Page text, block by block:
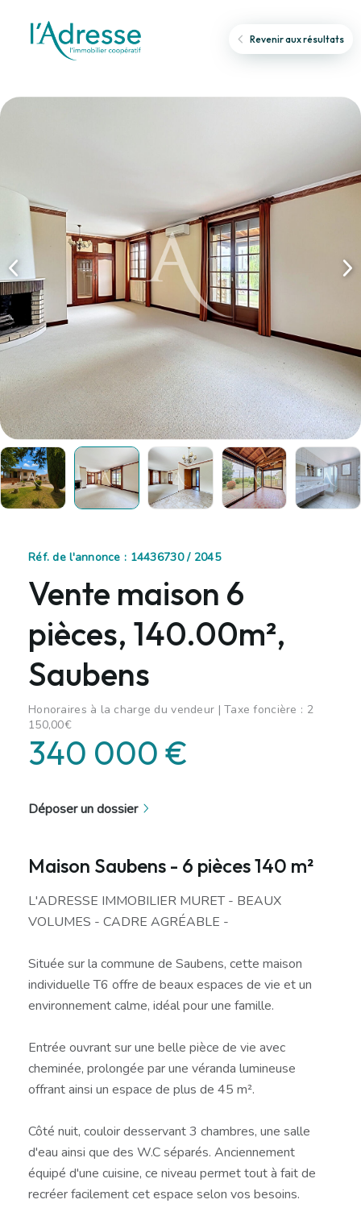
Revenir aux résultats
Réf. de l'annonce : 14436730 / 2045
Vente maison 6
pièces, 140.00m²,
Saubens
Honoraires à la charge du vendeur | Taxe foncière : 2
150,00€
340 000 €
Déposer un dossier
Maison Saubens - 6 pièces 140 m²
L'ADRESSE IMMOBILIER MURET - BEAUX
VOLUMES - CADRE AGRÉABLE -
Située sur la commune de Saubens, cette maison
individuelle T6 offre de beaux espaces de vie et un
environnement calme, idéal pour une famille.
Entrée ouvrant sur une belle pièce de vie avec
cheminée, prolongée par une véranda lumineuse
offrant ainsi un espace de plus de 45 m².
Côté nuit, couloir desservant 3 chambres, une salle
d'eau ainsi que des W.C séparés. Anciennement
équipé d'une cuisine, ce niveau permet tout à fait de
recréer facilement cet espace selon vos besoins.